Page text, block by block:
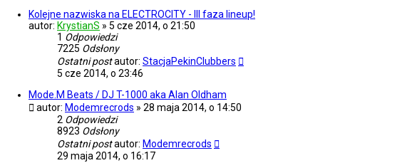
Kolejne nazwiska na ELECTROCITY - III faza lineup!
autor: KrystianS » 5 cze 2014, o 21:50
1 Odpowiedzi
7225 Odsłony
Ostatni postautor: StacjaPekinClubbers
5 cze 2014, o 23:46
Mode.M Beats / DJ T-1000 aka Alan Oldham
autor: Modemrecrods » 28 maja 2014, o 14:50
2 Odpowiedzi
8923 Odsłony
Ostatni postautor: Modemrecrods
29 maja 2014, o 16:17